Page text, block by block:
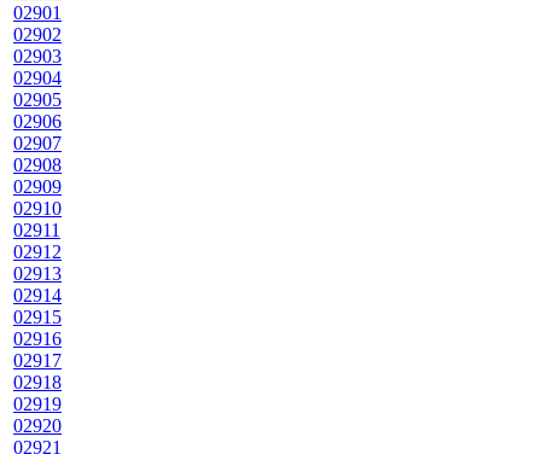
02901
02902
02903
02904
02905
02906
02907
02908
02909
02910
02911
02912
02913
02914
02915
02916
02917
02918
02919
02920
02921